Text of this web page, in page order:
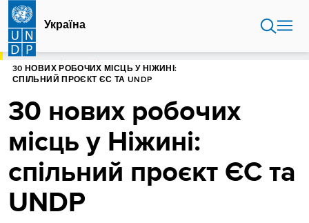
Перейти
основного
вмісту
Україна
ГОЛОВНА
30 НОВИХ РОБОЧИХ МІСЦЬ У НІЖИНІ:
СПІЛЬНИЙ ПРОЄКТ ЄС ТА UNDP
30 нових робочих
місць у Ніжині:
спільний проєкт ЄС та
UNDP